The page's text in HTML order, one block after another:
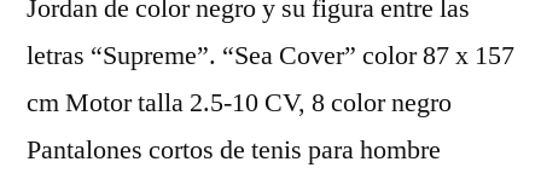
Jordan de color negro y su figura entre las
letras “Supreme”. “Sea Cover” color 87 x 157
cm Motor talla 2.5-10 CV, 8 color negro
Pantalones cortos de tenis para hombre